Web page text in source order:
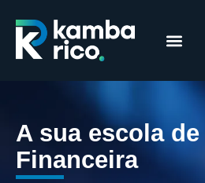
A sua escola
Financeira